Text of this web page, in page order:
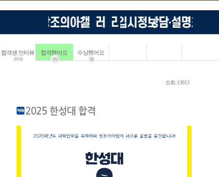
합격생 인터뷰
4114
합격했어요
183
수상했어요
68
ㆍ조회: 13913
2025 한성대 합격